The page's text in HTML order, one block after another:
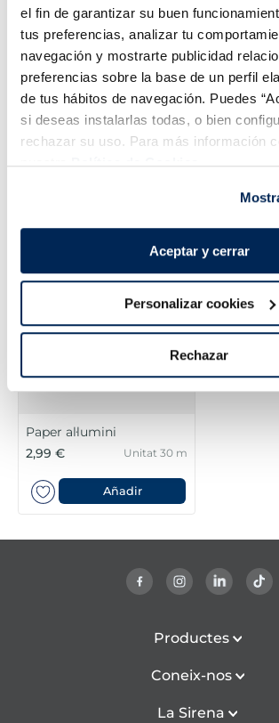
el fin de garantizar su buen
tus preferencias, analizar tu
navegación y mostrarte publicidad
preferencias sobre la base de un perfil
de tus hábitos de navegación. Puedes
si deseas instalarlas todas, o bien
rechazar su uso. Para más información
nuestraPolítica de Cookies.
Aceptar y cerrar
Personalizar cookies
Rechazar
Paper per a forn
1,99 €
Unitat 8 m
Film
0,99 €
Paper al·lumini
2,99 €
Unitat 30 m
Añadir
Productes
Coneix-nos
La Sirena